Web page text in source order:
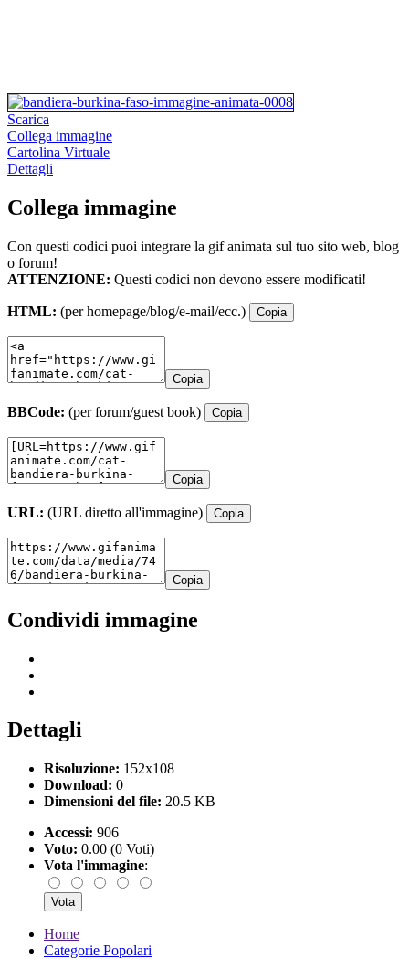
Scarica
Collega immagine
Cartolina Virtuale
Dettagli
Collega immagine
Con questi codici puoi integrare la gif animata sul tuo sito web, blog
o forum!
ATTENZIONE: Questi codici non devono essere modificati!
HTML: (per homepage/blog/e-mail/ecc.) Copia
Copia
BBCode: (per forum/guest book) Copia
Copia
URL: (URL diretto all'immagine) Copia
Copia
Condividi immagine
Dettagli
Risoluzione: 152x108
Download: 0
Dimensioni del file: 20.5 KB
Accessi: 906
Voto: 0.00 (0 Voti)
Vota l'immagine:
Home
Categorie Popolari